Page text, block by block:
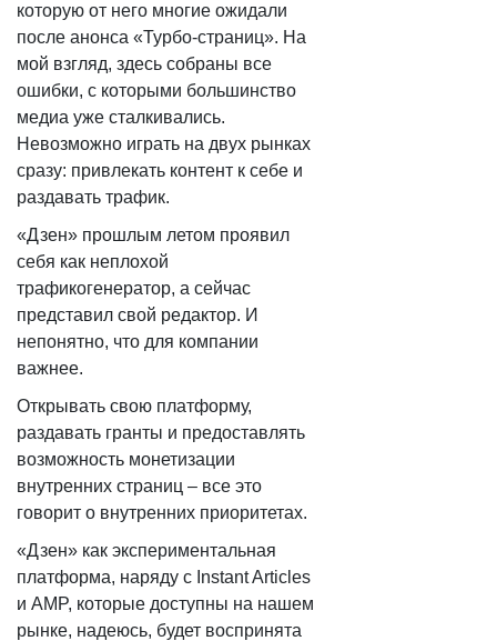
которую от него многие ожидали
после анонса «Турбо-страниц». На
мой взгляд, здесь собраны все
ошибки, с которыми большинство
медиа уже сталкивались.
Невозможно играть на двух рынках
сразу: привлекать контент к себе и
раздавать трафик.
«Дзен» прошлым летом проявил
себя как неплохой
трафикогенератор, а сейчас
представил свой редактор. И
непонятно, что для компании
важнее.
Открывать свою платформу,
раздавать гранты и предоставлять
возможность монетизации
внутренних страниц – все это
говорит о внутренних приоритетах.
«Дзен» как экспериментальная
платформа, наряду с Instant Articles
и AMP, которые доступны на нашем
рынке, надеюсь, будет воспринята